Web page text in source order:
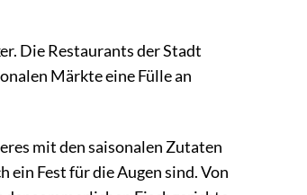
Die Restaurants der Stadt
Märkte eine Fülle an
mit den saisonalen Zutaten
ein Fest für die Augen sind. Von